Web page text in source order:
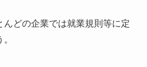
んどの企業では就業規則等に定